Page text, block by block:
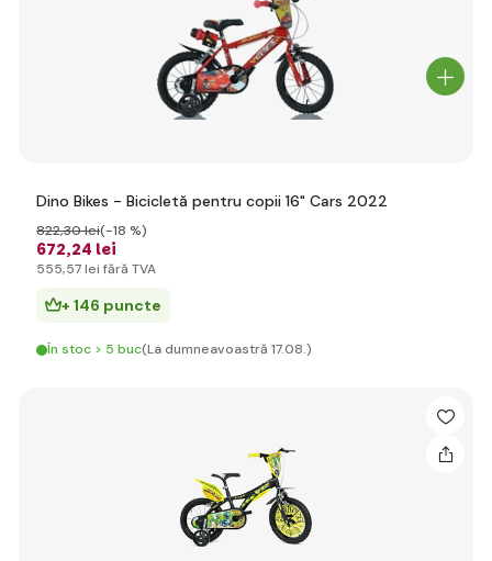
Dino Bikes - Bicicletă pentru copii 16" Cars 2022
672,24 lei
822,30 lei(-18 %)
555,57 lei fără TVA
+ 146 puncte
În stoc > 5 buc(La dumneavoastră 17.08.)